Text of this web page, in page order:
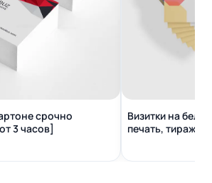
срочно
3 часов]
Визитки на
печать, тираж